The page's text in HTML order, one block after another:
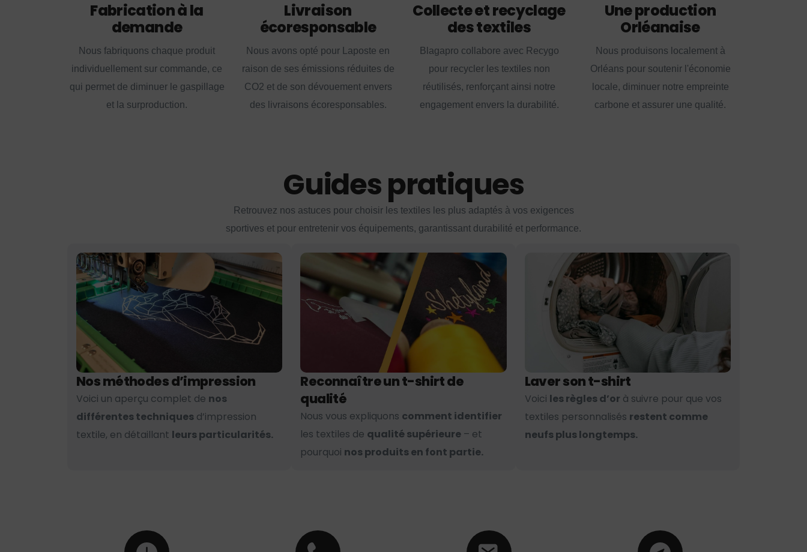
Fabrication à la
demande
Nous fabriquons chaque produit
individuellement sur commande, ce
qui permet de diminuer le gaspillage
et la surproduction.
Livraison
écoresponsable
Nous avons opté pour Laposte en
raison de ses émissions réduites de
CO2 et de son dévouement envers
des livraisons écoresponsables.
Collecte et recyclage
des textiles
Blagapro collabore avec Recygo
pour recycler les textiles non
réutilisés, renforçant ainsi notre
engagement envers la durabilité.
Une production
Orléanaise
Nous produisons localement à
Orléans pour soutenir l'économie
locale, diminuer notre empreinte
carbone et assurer une qualité.
Guides pratiques
Retrouvez nos astuces pour choisir les textiles les plus adaptés à vos exigences
sportives et pour entretenir vos équipements, garantissant durabilité et performance.
Nos méthodes d’impression
Voici un aperçu complet de nos
différentes techniques d’impression
textile, en détaillant leurs particularités.
Reconnaître un t-shirt de
qualité
Nous vous expliquons comment identifier
les textiles de qualité supérieure – et
pourquoi nos produits en font partie.
Laver son t-shirt
Voici les règles d’or à suivre pour que vos
textiles personnalisés restent comme
neufs plus longtemps.